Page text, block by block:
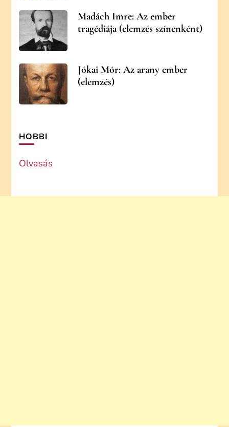
Madách Imre: Az ember
tragédiája (elemzés színenként)
Jókai Mór: Az arany ember
(elemzés)
HOBBI
Olvasás